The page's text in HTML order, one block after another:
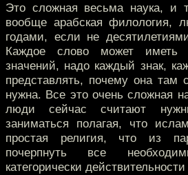
Это сложная весьма наука, и
вообще арабская филология,
годами, если не
Каждое слово может иметь
значений, надо каждый знак,
представлять, почему она там
нужна. Все это очень сложная
люди сейчас считают
заниматься полагая, что
простая религия, что из
почерпнуть все
категорически действительности